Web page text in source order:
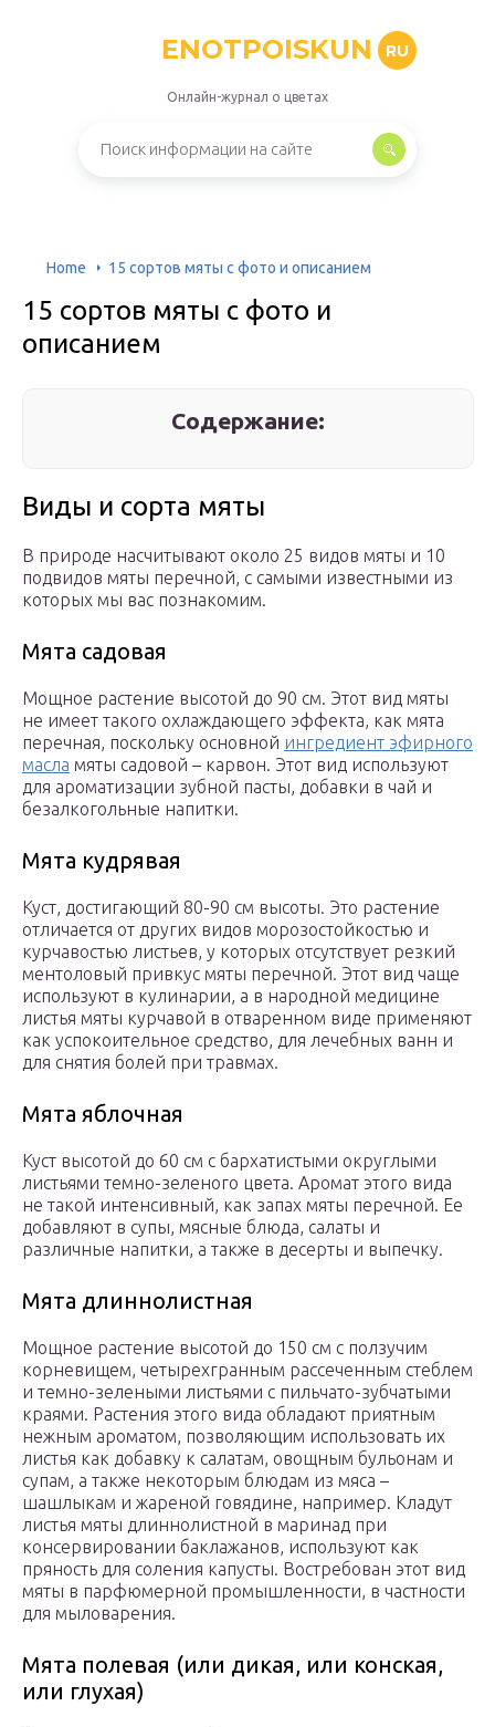
ENOTPOISKUN RU
Онлайн-журнал о цветах
Home 15 сортов мяты с фото и описанием
15 сортов мяты с фото и
описанием
Содержание:
Виды и сорта мяты
В природе насчитывают около 25 видов мяты и 10
подвидов мяты перечной, с самыми известными из
которых мы вас познакомим.
Мята садовая
Мощное растение высотой до 90 см. Этот вид мяты
не имеет такого охлаждающего эффекта, как мята
перечная, поскольку основной ингредиент эфирного
масла мяты садовой – карвон. Этот вид используют
для ароматизации зубной пасты, добавки в чай и
безалкогольные напитки.
Мята кудрявая
Куст, достигающий 80-90 см высоты. Это растение
отличается от других видов морозостойкостью и
курчавостью листьев, у которых отсутствует резкий
ментоловый привкус мяты перечной. Этот вид чаще
используют в кулинарии, а в народной медицине
листья мяты курчавой в отваренном виде применяют
как успокоительное средство, для лечебных ванн и
для снятия болей при травмах.
Мята яблочная
Куст высотой до 60 см с бархатистыми округлыми
листьями темно-зеленого цвета. Аромат этого вида
не такой интенсивный, как запах мяты перечной. Ее
добавляют в супы, мясные блюда, салаты и
различные напитки, а также в десерты и выпечку.
Мята длиннолистная
Мощное растение высотой до 150 см с ползучим
корневищем, четырехгранным рассеченным стеблем
и темно-зелеными листьями с пильчато-зубчатыми
краями. Растения этого вида обладают приятным
нежным ароматом, позволяющим использовать их
листья как добавку к салатам, овощным бульонам и
супам, а также некоторым блюдам из мяса –
шашлыкам и жареной говядине, например. Кладут
листья мяты длиннолистной в маринад при
консервировании баклажанов, используют как
пряность для соления капусты. Востребован этот вид
мяты в парфюмерной промышленности, в частности
для мыловарения.
Мята полевая (или дикая, или конская,
или глухая)